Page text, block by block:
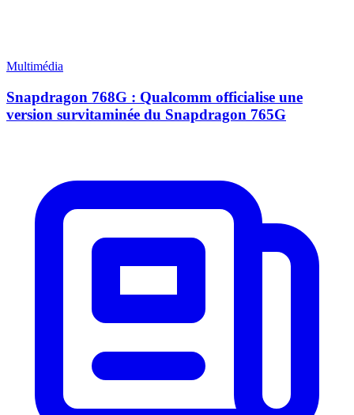
Multimédia
Snapdragon 768G : Qualcomm officialise une
version survitaminée du Snapdragon 765G